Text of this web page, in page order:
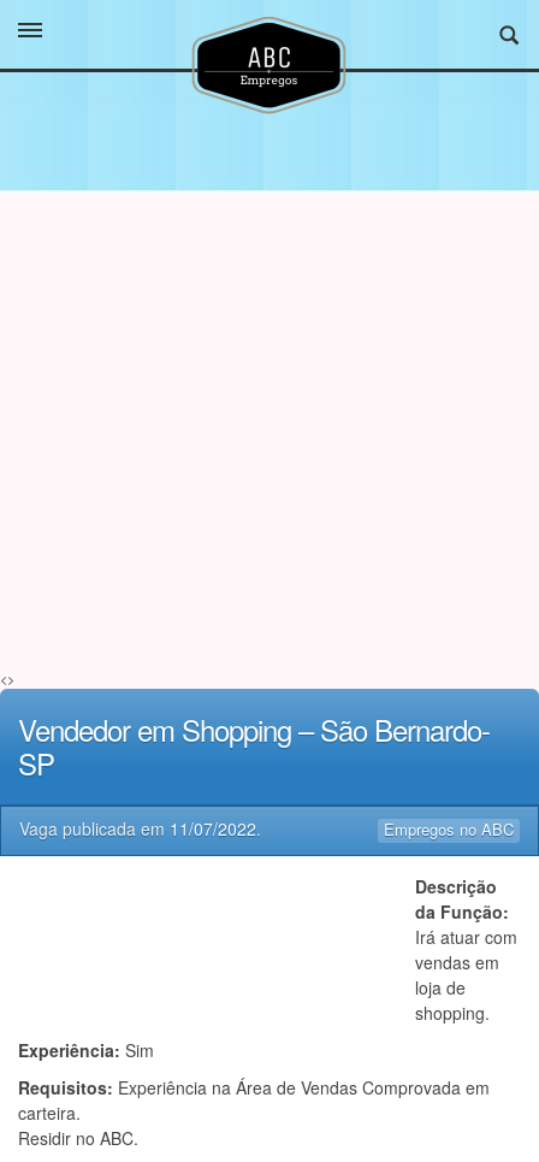
<>
Vendedor em Shopping – São Bernardo-
SP
Empregos no ABC
Vaga publicada em 11/07/2022.
Descrição
da Função:
Irá atuar com
vendas em
loja de
shopping.
Experiência: Sim
Requisitos: Experiência na Área de Vendas Comprovada em
carteira.
Residir no ABC.